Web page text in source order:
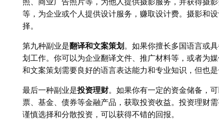
等，为企业或个人提供设计服务，赚取设计费。摄影和
择。
第九种副业是翻译和文案策划 。如果你擅长多国语言或
划工作。你可以为企业翻译文件、推广材料等，或者为
和文案策划需要良好的语言表达能力和专业知识，但也
最后一种副业是投资理财。如果你有一定的资金储备，
票、基金、债券等金融产品，获取投资收益。投资理财
谨慎选择和分散投资，可以获得不错的回报。